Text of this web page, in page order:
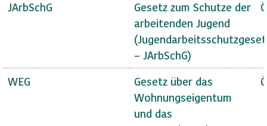
JArbSchG
Gesetz zum Schutze der
arbeitenden Jugend
– JArbSchG)
WEG
Gesetz über das
Wohnungseigentum
und das